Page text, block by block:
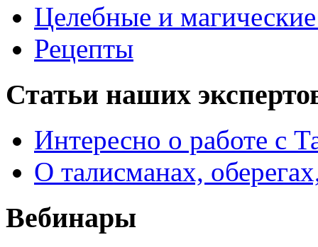
Целебные и магические
Рецепты
Статьи наших
Интересно о работе с
О талисманах,
Вебинары